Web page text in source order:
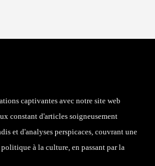
captivantes avec notre site web
constant d'articles soigneusement
et d'analyses perspicaces, couvrant une
à la culture, en passant par la